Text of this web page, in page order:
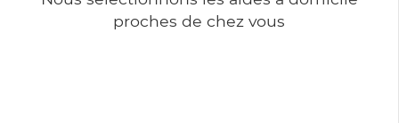
proches de chez vous